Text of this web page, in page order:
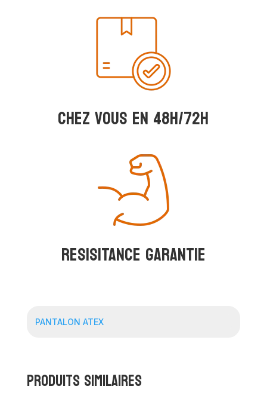
Chez vous en 48h/72h
RESISITANCE GARANTIE
PANTALON ATEX
Produits similaires